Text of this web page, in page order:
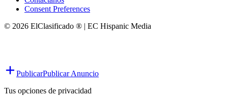
Consent Preferences
© 2026 ElClasificado ® | EC Hispanic Media
PublicarPublicar Anuncio
Tus opciones de privacidad